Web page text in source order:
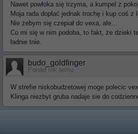
Nawet powłoka się trzyma, a kumpel z
Moja rada dopłać jednak trochę i kup coś z
Nie żebym się czepiał do vexa, ale...
Co mi się w nim podoba, to fakt, że dzieki
ładnie tnie.
budo_goldfinger
Ponad rok temu
W strefie niskobudzetowej moge polecic
Klinga niezbyt gruba nadaje sie do